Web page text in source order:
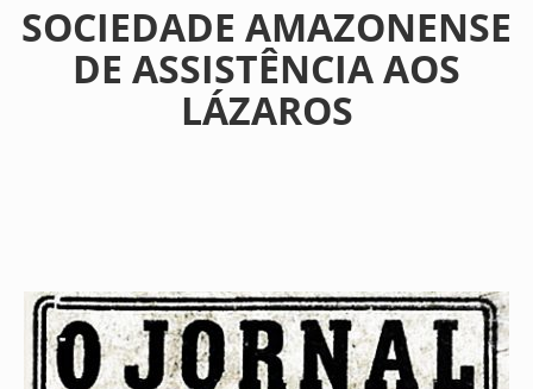
SOCIEDADE AMAZONENSE
DE ASSISTÊNCIA AOS
LÁZAROS